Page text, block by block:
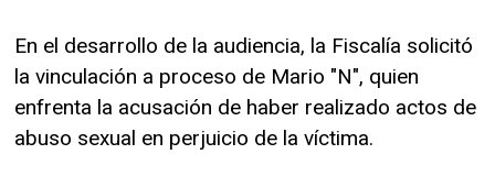
En el desarrollo de la audiencia, la Fiscalía solicitó
la vinculación a proceso de Mario "N", quien
enfrenta la acusación de haber realizado actos de
abuso sexual en perjuicio de la víctima.